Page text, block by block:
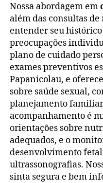
Nossa abordagem em
além das consultas
entender seu
preocupações
plano de cuidado
exames preventivos
Papanicolau, e
sobre saúde sexual,
planejamento
acompanhamento é
orientações sobre
adequados, e o
desenvolvimento
ultrassonografias.
sinta segura e bem